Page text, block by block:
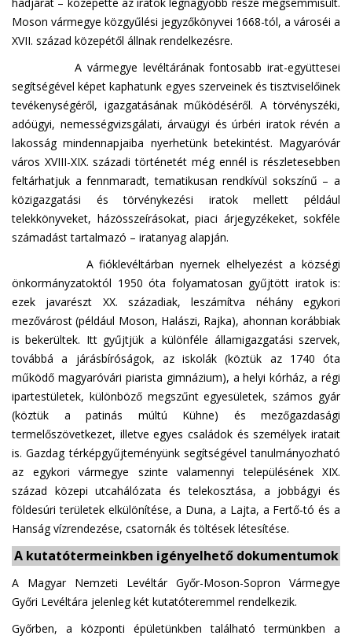
Moson vármegye közgyűlési jegyzőkönyvei 1668-tól, a városéi a
XVII. század közepétől állnak rendelkezésre.
A vármegye levéltárának fontosabb irat-együttesei
segítségével képet kaphatunk egyes szerveinek és tisztviselőinek
tevékenységéről, igazgatásának működéséről. A törvényszéki,
adóügyi, nemességvizsgálati, árvaügyi és úrbéri iratok révén a
lakosság mindennapjaiba nyerhetünk betekintést. Magyaróvár
város XVIII-XIX. századi történetét még ennél is részletesebben
feltárhatjuk a fennmaradt, tematikusan rendkívül sokszínű – a
közigazgatási és törvénykezési iratok mellett például
telekkönyveket, házösszeírásokat, piaci árjegyzékeket, sokféle
számadást tartalmazó – iratanyag alapján.
A fióklevéltárban nyernek elhelyezést a községi
önkormányzatoktól 1950 óta folyamatosan gyűjtött iratok is:
ezek javarészt XX. századiak, leszámítva néhány egykori
mezővárost (például Moson, Halászi, Rajka), ahonnan korábbiak
is bekerültek. Itt gyűjtjük a különféle államigazgatási szervek,
továbbá a járásbíróságok, az iskolák (köztük az 1740 óta
működő magyaróvári piarista gimnázium), a helyi kórház, a régi
ipartestületek, különböző megszűnt egyesületek, számos gyár
(köztük a patinás múltú Kühne) és mezőgazdasági
termelőszövetkezet, illetve egyes családok és személyek iratait
is. Gazdag térképgyűjteményünk segítségével tanulmányozható
az egykori vármegye szinte valamennyi településének XIX.
század közepi utcahálózata és telekosztása, a jobbágyi és
földesúri területek elkülönítése, a Duna, a Lajta, a Fertő-tó és a
Hanság vízrendezése, csatornák és töltések létesítése.
A kutatótermeinkben igényelhető dokumentumok
A Magyar Nemzeti Levéltár Győr-Moson-Sopron Vármegye
Győri Levéltára jelenleg két kutatóteremmel rendelkezik.
Győrben, a központi épületünkben található termünkben a